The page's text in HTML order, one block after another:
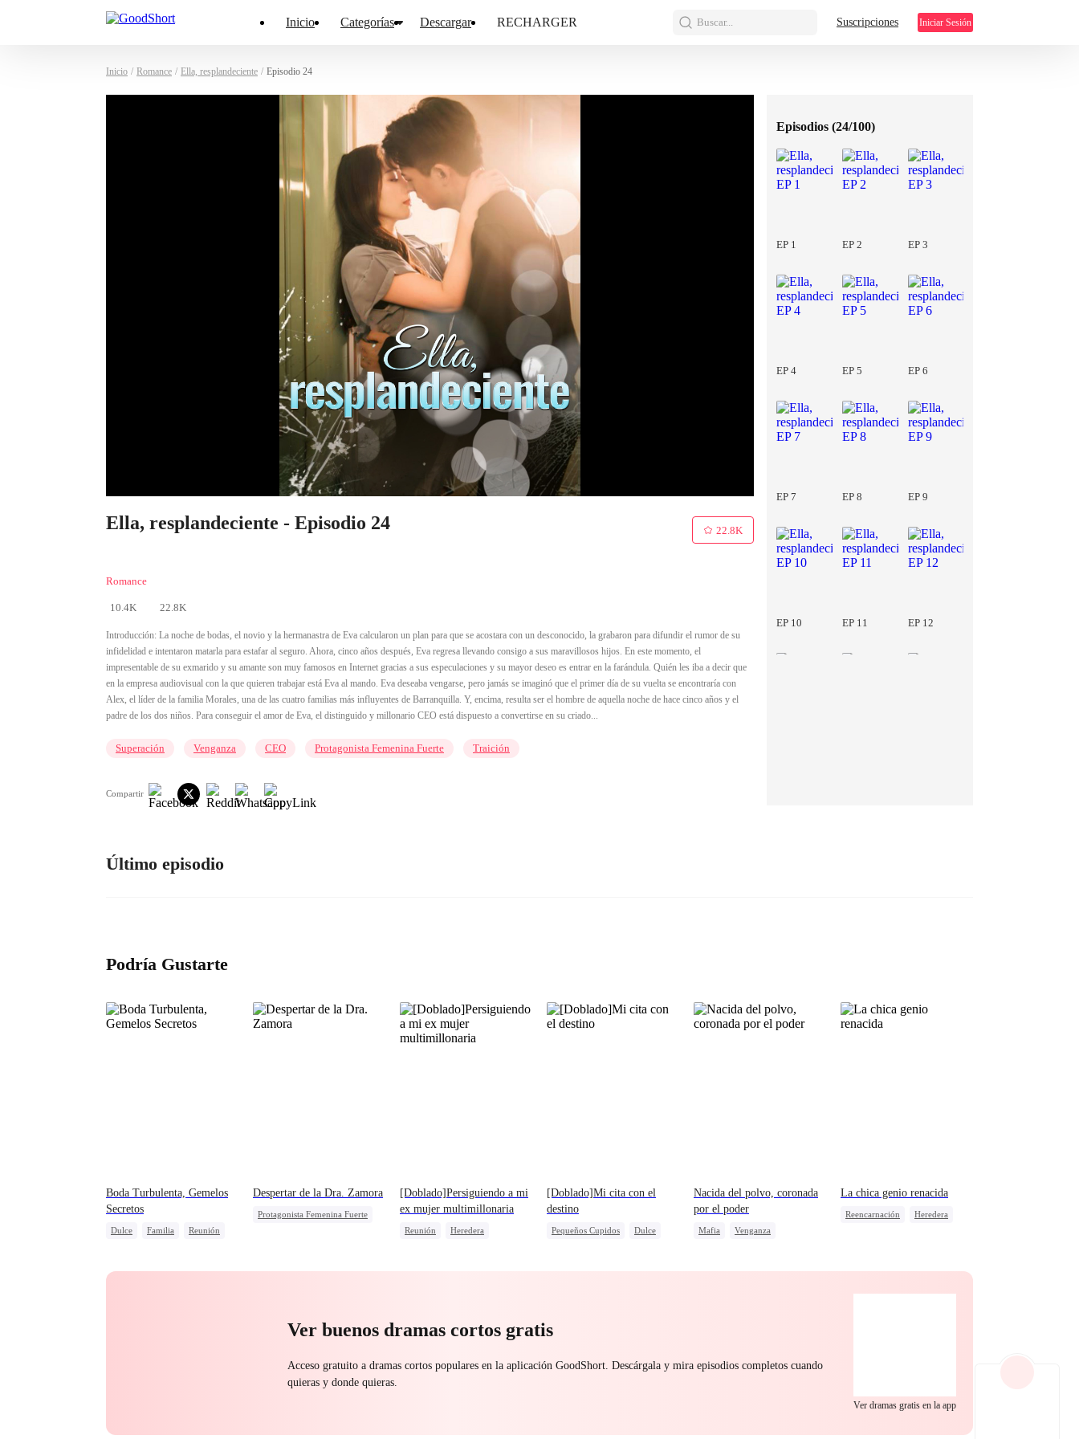
Inicio Categorías Descargar RECHARGER Buscar... Suscripciones Iniciar Sesión
Inicio / Romance / Ella, resplandeciente / Episodio 24
Ella, resplandeciente - Episodio 24
Romance
10.4K 22.8K
22.8K
Introducción: La noche de bodas, el novio y la hermanastra de Eva calcularon un plan para que se acostara con un desconocido, la grabaron para difundir el rumor de su
infidelidad e intentaron matarla para estafar al seguro. Ahora, cinco años después, Eva regresa llevando consigo a sus maravillosos hijos. En este momento, el
impresentable de su exmarido y su amante son muy famosos en Internet gracias a sus especulaciones y su mayor deseo es entrar en la farándula. Quién les iba a decir que
en la empresa audiovisual con la que quieren trabajar está Eva al mando. Eva deseaba vengarse, pero jamás se imaginó que el primer día de su vuelta se encontraría con
Alex, el líder de la familia Morales, una de las cuatro familias más influyentes de Barranquilla. Y, encima, resulta ser el hombre de aquella noche de hace cinco años y el
padre de los dos niños. Para conseguir el amor de Eva, el distinguido y millonario CEO está dispuesto a convertirse en su criado...
Superación Venganza CEO Protagonista Femenina Fuerte Traición
Compartir
Episodios (24/100)
EP 1 EP 2 EP 3
EP 4 EP 5 EP 6
EP 7 EP 8 EP 9
EP 10 EP 11 EP 12
EP 20
Último episodio
Podría Gustarte
Boda Turbulenta, Gemelos
Secretos
Dulce Familia
Reunión
Despertar de la Dra. Zamora
Protagonista Femenina Fuerte
[Doblado]Persiguiendo a mi
ex mujer multimillonaria
Reunión
Heredera
[Doblado]Mi cita con el
destino
Pequeños Cupidos
Dulce
Nacida del polvo, coronada
por el poder
Mafia
Venganza
La chica genio renacida
Reencarnación
Heredera
Ver buenos dramas cortos gratis
Acceso gratuito a dramas cortos populares en la aplicación GoodShort. Descárgala y mira episodios completos cuando
quieras y donde quieras.
Ver dramas gratis en la app